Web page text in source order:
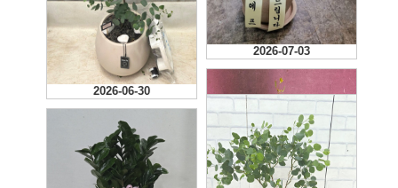
2026-07-03
2026-06-30